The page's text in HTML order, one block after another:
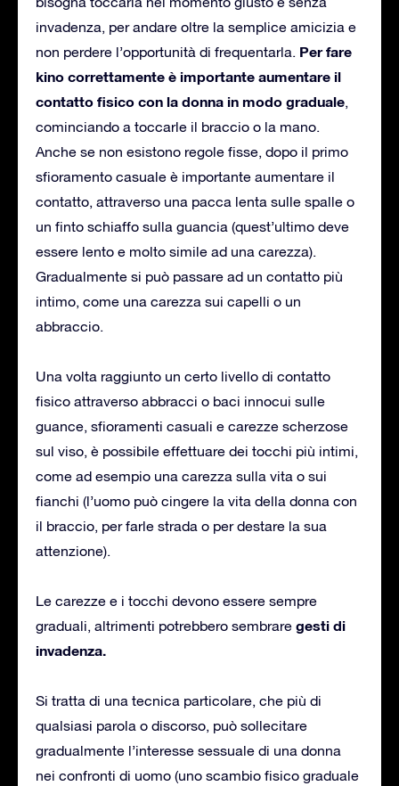
invadenza, per andare oltre la semplice amicizia e
non perdere l’opportunità di frequentarla. Per fare
kino correttamente è importante aumentare il
contatto fisico con la donna in modo graduale,
cominciando a toccarle il braccio o la mano.
Anche se non esistono regole fisse, dopo il primo
sfioramento casuale è importante aumentare il
contatto, attraverso una pacca lenta sulle spalle o
un finto schiaffo sulla guancia (quest’ultimo deve
essere lento e molto simile ad una carezza).
Gradualmente si può passare ad un contatto più
intimo, come una carezza sui capelli o un
abbraccio.
Una volta raggiunto un certo livello di contatto
fisico attraverso abbracci o baci innocui sulle
guance, sfioramenti casuali e carezze scherzose
sul viso, è possibile effettuare dei tocchi più intimi,
come ad esempio una carezza sulla vita o sui
fianchi (l’uomo può cingere la vita della donna con
il braccio, per farle strada o per destare la sua
attenzione).
Le carezze e i tocchi devono essere sempre
graduali, altrimenti potrebbero sembrare gesti di
invadenza.
Si tratta di una tecnica particolare, che più di
qualsiasi parola o discorso, può sollecitare
gradualmente l’interesse sessuale di una donna
nei confronti di uomo (uno scambio fisico graduale